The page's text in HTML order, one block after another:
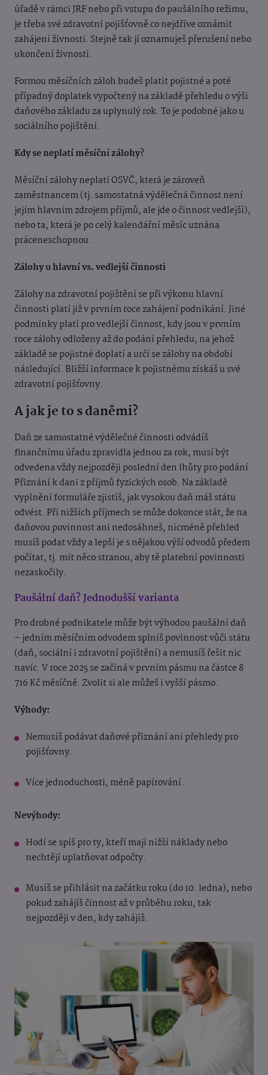
úřadě v rámci JRF nebo při vstupu do paušálního režimu,
je třeba své zdravotní pojišťovně co nejdříve oznámit
zahájení živnosti. Stejně tak jí oznamuješ přerušení nebo
ukončení živnosti.
Formou měsíčních záloh budeš platit pojistné a poté
případný doplatek vypočtený na základě přehledu o výši
daňového základu za uplynulý rok. To je podobné jako u
sociálního pojištění.
Kdy se neplatí měsíční zálohy?
Měsíční zálohy neplatí OSVČ, která je zároveň
zaměstnancem (tj. samostatná výdělečná činnost není
jejím hlavním zdrojem příjmů, ale jde o činnost vedlejší),
nebo ta, která je po celý kalendářní měsíc uznána
práceneschopnou.
Zálohy u hlavní vs. vedlejší činnosti
Zálohy na zdravotní pojištění se při výkonu hlavní
činnosti platí již v prvním roce zahájení podnikání. Jiné
podmínky platí pro vedlejší činnost, kdy jsou v prvním
roce zálohy odloženy až do podání přehledu, na jehož
základě se pojistné doplatí a určí se zálohy na období
následující. Bližší informace k pojistnému získáš u své
zdravotní pojišťovny.
A jak je to s daněmi?
Daň ze samostatné výdělečné činnosti odvádíš
finančnímu úřadu zpravidla jednou za rok, musí být
odvedena vždy nejpozději poslední den lhůty pro podání
Přiznání k dani z příjmů fyzických osob. Na základě
vyplnění formuláře zjistíš, jak vysokou daň máš státu
odvést. Při nižších příjmech se může dokonce stát, že na
daňovou povinnost ani nedosáhneš, nicméně přehled
musíš podat vždy a lepší je s nějakou výší odvodů předem
počítat, tj. mít něco stranou, aby tě platební povinnosti
nezaskočily.
Paušální daň? Jednodušší varianta
Pro drobné podnikatele může být výhodou paušální daň
– jedním měsíčním odvodem splníš povinnost vůči státu
(daň, sociální i zdravotní pojištění) a nemusíš řešit nic
navíc. V roce 2025 se začíná v prvním pásmu na částce 8
716 Kč měsíčně. Zvolit si ale můžeš i vyšší pásmo.
Výhody:
Nemusíš podávat daňové přiznání ani přehledy pro
pojišťovny.
Více jednoduchosti, méně papírování.
Nevýhody:
Hodí se spíš pro ty, kteří mají nižší náklady nebo
nechtějí uplatňovat odpočty.
Musíš se přihlásit na začátku roku (do 10. ledna), nebo
pokud zahájíš činnost až v průběhu roku, tak
nejpozději v den, kdy zahájíš.